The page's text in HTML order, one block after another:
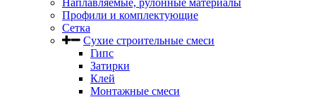
Профили и комплектующие
Сетка
Сухие строительные смеси
Гипс
Затирки
Клей
Монтажные смеси